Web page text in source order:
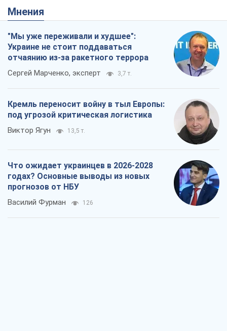
Мнения
"Мы уже переживали и худшее":
Украине не стоит поддаваться
отчаянию из-за ракетного террора
Сергей Марченко, эксперт 3,7 т.
Кремль переносит войну в тыл Европы:
под угрозой критическая логистика
Виктор Ягун 13,5 т.
Что ожидает украинцев в 2026-2028
годах? Основные выводы из новых
прогнозов от НБУ
Василий Фурман 126